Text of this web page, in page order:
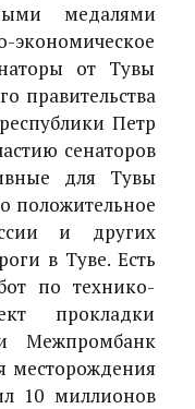
медалями
экономическое
от Тувы
правительства
Петр
сенаторов
для Тувы
положительное
и других
в Туве. Есть
по технико-
прокладки
Межпромбанк
месторождения
10 миллионов